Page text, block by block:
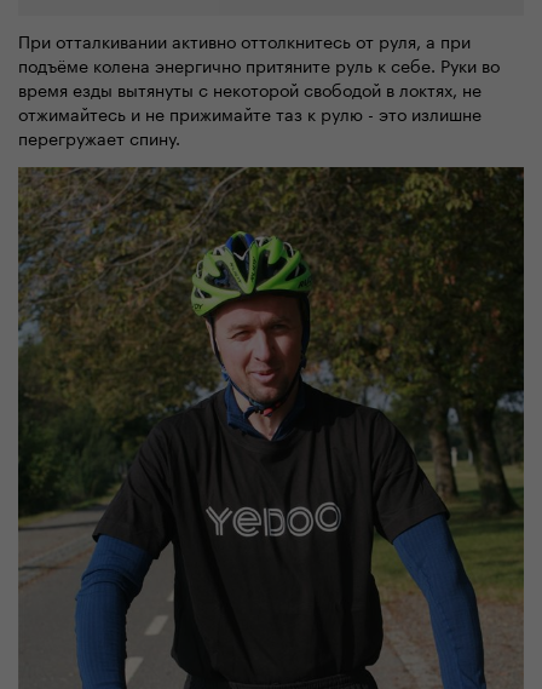
При отталкивании активно оттолкнитесь от руля, а при
подъёме колена энергично притяните руль к себе. Руки во
время езды вытянуты с некоторой свободой в локтях, не
отжимайтесь и не прижимайте таз к рулю - это излишне
перегружает спину.